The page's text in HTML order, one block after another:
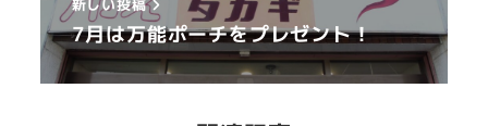
新しい投稿
7月は万能ポーチをプレゼント！